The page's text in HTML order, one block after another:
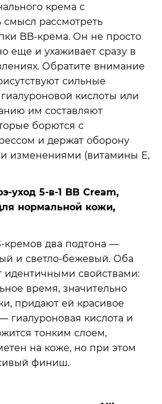
крема с
рассмотреть
BB-крема. Он не просто
еще и ухаживает сразу в
Обратите внимание
сильные
кислоты или
им составляют
борются с
и держат оборону
изменениями (витамины Е,
уход 5-в-1 BB Cream,
нормальной кожи,
кремов два подтона —
и светло-бежевый. Оба
идентичными свойствами:
время, значительно
придают ей красивое
гиалуроновая кислота и
тонким слоем,
на коже, но при этом
финиш.